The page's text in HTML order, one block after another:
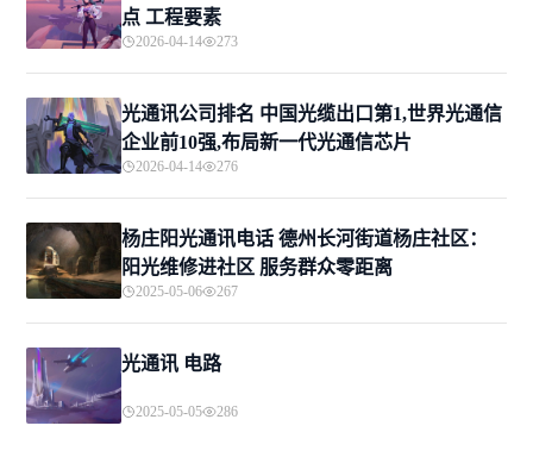
点 工程要素
2026-04-14 273
光通讯公司排名 中国光缆出口第1,世界光通信
企业前10强,布局新一代光通信芯片
2026-04-14 276
杨庄阳光通讯电话 德州长河街道杨庄社区：
阳光维修进社区 服务群众零距离
2025-05-06 267
光通讯 电路
2025-05-05 286